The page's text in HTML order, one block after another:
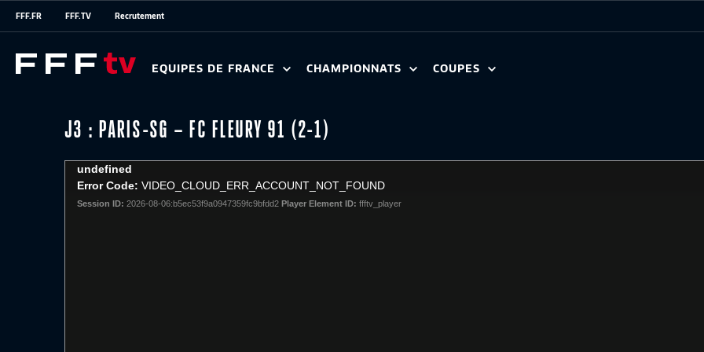
FFF.FR FFF.TV Recrutement
EQUIPES DE FRANCE CHAMPIONNATS COUPES
J3 : PARIS-SG – FC FLEURY 91 (2-1)
This
undefined
Error Code: VIDEO_CLOUD_ERR_ACCOUNT_NOT_FOUND
Session ID: 2026-08-06:b5ec53f9a0947359fc9bfdd2 Player Element ID: ffftv_player